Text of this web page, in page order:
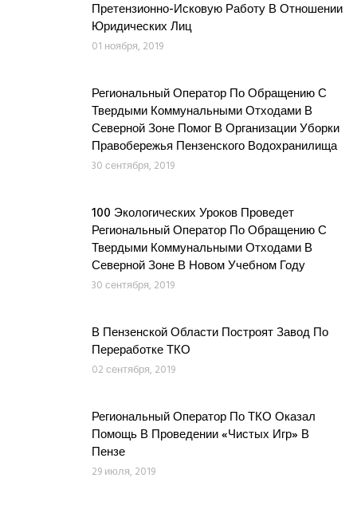
Претензионно-Исковую Работу В Отношении
Юридических Лиц
01 ноября, 2019
Региональный Оператор По Обращению С
Твердыми Коммунальными Отходами В
Северной Зоне Помог В Организации Уборки
Правобережья Пензенского Водохранилища
30 сентября, 2019
100 Экологических Уроков Проведет
Региональный Оператор По Обращению С
Твердыми Коммунальными Отходами В
Северной Зоне В Новом Учебном Году
30 сентября, 2019
В Пензенской Области Построят Завод По
Переработке ТКО
02 сентября, 2019
Региональный Оператор По ТКО Оказал
Помощь В Проведении «Чистых Игр» В
Пензе
29 июля, 2019